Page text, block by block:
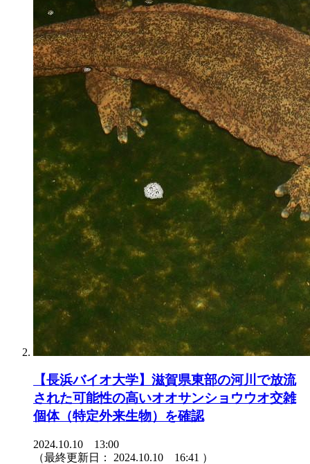
【長浜バイオ大学】滋賀県東部の河川で放流
された可能性の高いオオサンショウウオ交雑
個体（特定外来生物）を確認
2024.10.10 13:00
（最終更新日： 2024.10.10 16:41 ）